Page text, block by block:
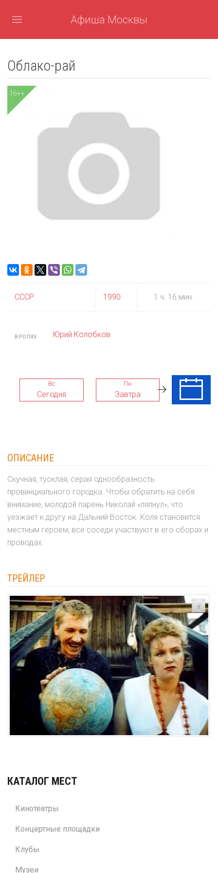
Афиша Москвы
Облако-рай
16++
СССР 1990 1 ч. 16 мин.
В РОЛЯХ Юрий Колобков
Вс
Сегодня
Пн
Завтра
Вт
ОПИСАНИЕ
Скучная, тусклая, серая однообразность
провинциального городка. Чтобы обратить на себя
внимание, молодой парень Николай «ляпнул», что
уезжает к другу на Дальний Восток. Коля становится
местным героем, все соседи участвуют в его сборах и
проводах.
ТРЕЙЛЕР
КАТАЛОГ МЕСТ
Кинотеатры
Концертные площадки
Клубы
Музеи